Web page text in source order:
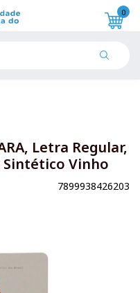
0
Letra Regular,
Sintético Vinho
7899938426203